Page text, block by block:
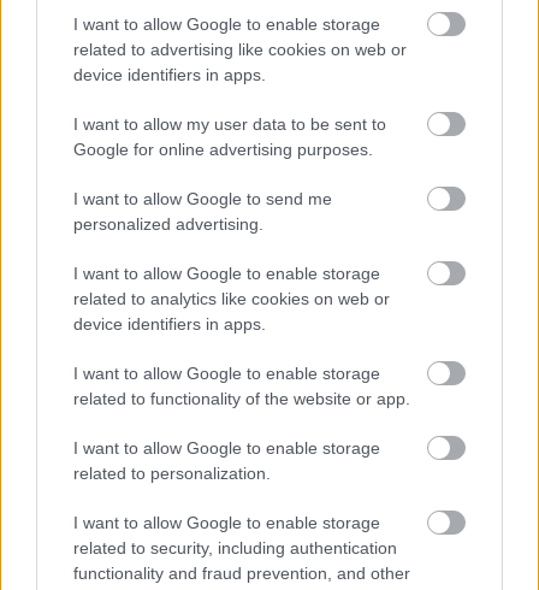
I want to allow Google to enable storage
related to advertising like cookies on web or
device identifiers in apps.
I want to allow my user data to be sent to
Google for online advertising purposes.
I want to allow Google to send me
personalized advertising.
I want to allow Google to enable storage
related to analytics like cookies on web or
device identifiers in apps.
I want to allow Google to enable storage
related to functionality of the website or app.
I want to allow Google to enable storage
related to personalization.
I want to allow Google to enable storage
related to security, including authentication
functionality and fraud prevention, and other
Loading...